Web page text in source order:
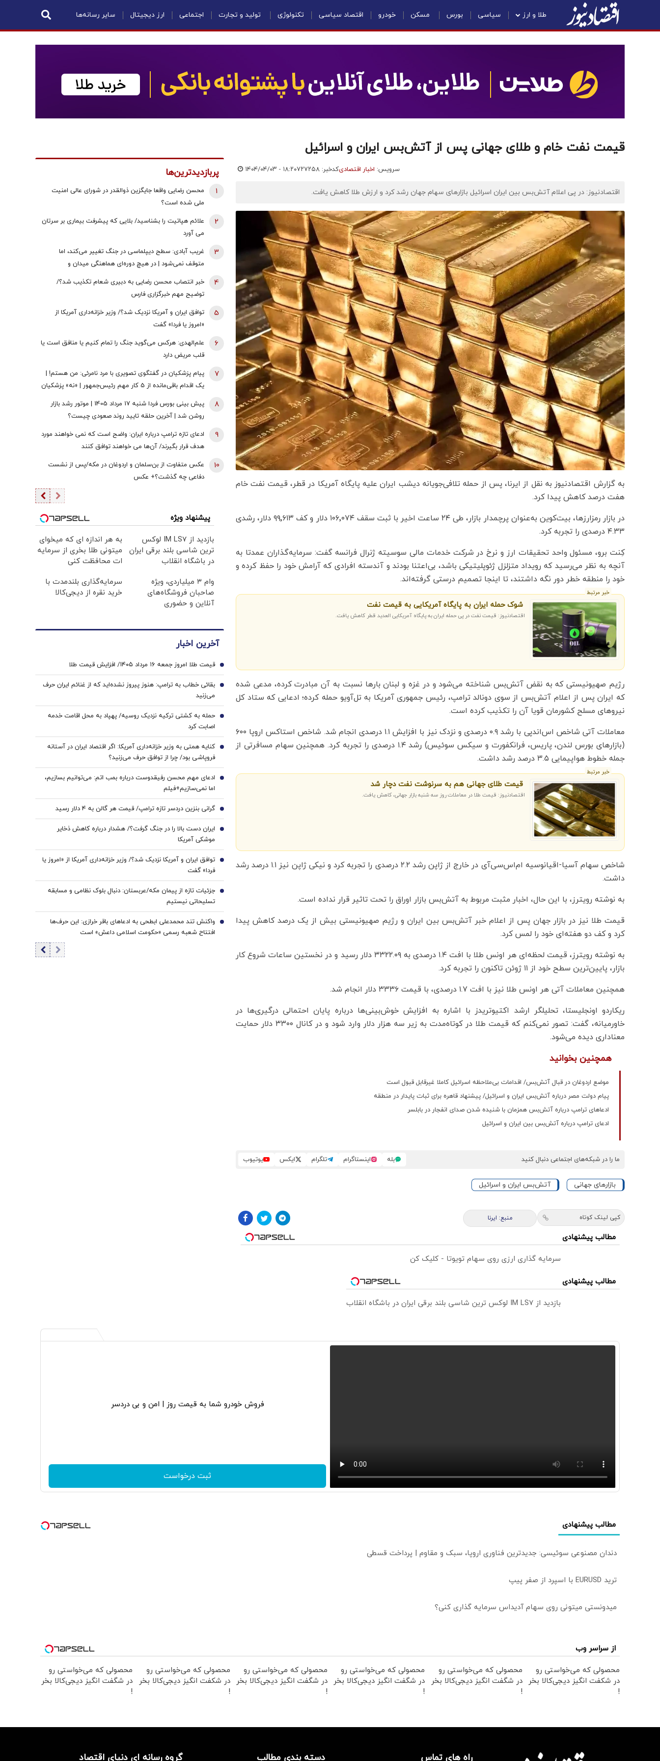
طلا و ارز سیاسی بورس مسکن خودرو اقتصاد سیاسی تکنولوژی تولید و تجارت اجتماعی ارز دیجیتال سایر رسانه‌ها
قیمت نفت خام و طلای جهانی پس از آتش‌‌بس ایران و اسرائیل
سرویس: اخبار اقتصادیکدخبر: ۷۲۷۲۵۸ ۱۴۰۴/۰۴/۰۳ - ۱۸:۲۰
اقتصادنیوز: در پی اعلام آتش‌بس بین ایران اسرائیل بازارهای سهام جهان رشد کرد و ارزش طلا کاهش یافت.
به گزارش اقتصادنیوز به نقل از ایرنا، پس از حمله تلافی‌جویانه دیشب ایران علیه پایگاه آمریکا در قطر، قیمت نفت خام
هفت درصد کاهش پیدا کرد.
در بازار رمزارزها، بیت‌کوین به‌عنوان پرچمدار بازار، طی ۲۴ ساعت اخیر با ثبت سقف ۱۰۶٬۰۷۴ دلار و کف ۹۹٬۶۱۳ دلار، رشدی
۴.۳۳ درصدی را تجربه کرد.
کِنت برو، مسئول واحد تحقیقات ارز و نرخ در شرکت خدمات مالی سوسیته ژنرال فرانسه گفت: سرمایه‌گذاران عمدتا به
آنچه به نظر می‌رسید که رویداد متزلزل ژئوپلیتیکی باشد، بی‌اعتنا بودند و آندسته افرادی که آرامش خود را حفظ کرده و
خود را منطقه خطر دور نگه داشتند، تا اینجا تصمیم درستی گرفته‌اند.
خبر مرتبط
شوک حمله ایران به پایگاه آمریکایی به قیمت نفت
اقتصادنیوز: قیمت نفت در پی حمله ایران به پایگاه آمریکایی العدید قطر کاهش یافت.
رژیم صهیونیستی که به نقض آتش‌بس شناخته می‌شود و در غزه و لبنان بارها نسبت به آن مبادرت کرده، مدعی شده
که ایران پس از اعلام آتش‌بس از سوی دونالد ترامپ، رئیس جمهوری آمریکا به تل‌آویو حمله کرده؛ ادعایی که ستاد کل
نیروهای مسلح کشورمان قویا آن را تکذیب کرده است.
معاملات آتی شاخص اس‌اندپی با رشد ۰.۹ درصدی و نزدک نیز با افزایش ۱.۱ درصدی انجام شد. شاخص استاکس اروپا ۶۰۰
(بازارهای بورس لندن، پاریس، فرانکفورت و سیکس سوئیس) رشد ۱.۴ درصدی را تجربه کرد. همچنین سهام مسافرتی از
جمله خطوط هواپیمایی ۳.۵ درصد رشد داشت.
خبر مرتبط
قیمت طلای جهانی هم به سرنوشت نفت دچار شد
اقتصادنیوز: قیمت طلا در معاملات روز سه شنبه بازار جهانی، کاهش یافت.
شاخص سهام آسیا-اقیانوسیه ام‌اس‌سی‌آی در خارج از ژاپن رشد ۲.۲ درصدی را تجربه کرد و نیکی ژاپن نیز ۱.۱ درصد رشد
داشت.
به نوشته رویترز، با این حال، اخبار مثبت مربوط به آتش‌بس بازار اوراق را تحت تاثیر قرار نداده است.
قیمت طلا نیز در بازار جهان پس از اعلام خبر آتش‌بس بین ایران و رژیم صهیونیستی بیش از یک درصد کاهش پیدا
کرد و کف دو هفته‌ای خود را لمس کرد.
به نوشته رویترز، قیمت لحظه‌ای هر اونس طلا با افت ۱.۴ درصدی به ۳۳۲۲.۰۹ دلار رسید و در نخستین ساعات شروع کار
بازار، پایین‌ترین سطح خود از ۱۱ ژوئن تاکنون را تجربه کرد.
همچنین معاملات آتی هر اونس طلا نیز با افت ۱.۷ درصدی، با قیمت ۳۳۳۶ دلار انجام شد.
ریکاردو اونجلیستا، تحلیلگر ارشد اکتیوتریدز با اشاره به افزایش خوش‌بینی‌ها درباره پایان احتمالی درگیری‌ها در
خاورمیانه، گفت: تصور نمی‌کنم که قیمت طلا در کوتاه‌مدت به زیر سه هزار دلار وارد شود و در کانال ۳۳۰۰ دلار حمایت
معناداری دیده می‌شود.
همچنین بخوانید
موضع‌ اردوغان در قبال آتش‌بس/ اقدامات بی‌ملاحظه اسرائیل کاملا غیرقابل قبول است
پیام دولت مصر درباره آتش‌بس ایران و اسرائیل/ پیشنهاد قاهره برای ثبات پایدار در منطقه
ادعاهای ترامپ درباره آتش‌بس همزمان با شنیده شدن صدای انفجار در بابلسر
ادعای ترامپ درباره آتش‌بس بین ایران و اسرائیل
ما را در شبکه‌های اجتماعی دنبال کنید بله اینستاگرام تلگرام ایکس یوتیوب
بازارهای جهانی آتش‌بس ایران و اسرائیل
کپی لینک کوتاه منبع: ایرنا
مطالب پیشنهادی
سرمایه گذاری ارزی روی سهام تویوتا - کلیک کن
مطالب پیشنهادی
بازدید از IM LS7 لوکس ترین شاسی بلند برقی ایران در باشگاه انقلاب
پربازدیدترین‌ها
محسن رضایی واقعا جایگزین ذوالقدر در شورای عالی امنیت
ملی شده است؟
1
علائم هپاتیت را بشناسید/ بلایی که پیشرفت بیماری بر سرتان
می آورد
2
غریب آبادی: سطح دیپلماسی در جنگ تغییر می‌کند، اما
متوقف نمی‌شود | در هیچ دوره‌ای هماهنگی میدان و
ادبیاتمان در زمان صلح باشد؟
3
خبر انتصاب محسن رضایی به دبیری شعام تکذیب شد؟/
توضیح مهم خبرگزاری فارس
4
توافق ایران و آمریکا نزدیک شد؟/ وزیر خزانه‌داری آمریکا از
«امروز یا فردا» گفت
5
علم‌الهدی: هرکس می‌گوید جنگ را تمام کنیم یا منافق است یا
قلب مریض دارد
6
پیام پزشکیان در گفتگوی تصویری با مرد نامرئی: من هستم! |
یک اقدام باقی‌مانده از 5 کار مهم رئیس‌جمهور | «نه» پزشکیان
7
پیش بینی بورس فردا شنبه 17 مرداد 1405 | موتور رشد بازار
روشن شد | آخرین حلقه تایید روند صعودی چیست؟
8
ادعای تازه ترامپ درباره ایران: واضح است که نمی خواهند مورد
هدف قرار بگیرند/ آن‌ها می خواهند توافق کنند
9
عکس متفاوت از بن‌سلمان و اردوغان در مکه/پس از نشست
دفاعی چه گذشت؟+ عکس
10
پیشنهاد ویژه
بازدید از IM LS7 لوکس
ترین شاسی بلند برقی ایران
در باشگاه انقلاب
به هر اندازه ای که میخوای
میتونی طلا بخری از سرمایه
ات محافظت کنی
وام ۳ میلیاردی، ویژه
صاحبان فروشگاه‌های
آنلاین و حضوری
سرمایه‌گذاری بلندمدت با
خرید نقره از دیجی‌کالا
آخرین اخبار
قیمت طلا امروز جمعه ۱۶ مرداد ۱۴۰۵/ افزایش قیمت طلا 1
بقائی خطاب به ترامپ: هنوز پیروز نشده‌اید که از غنائم ایران حرف
می‌زنید
2
حمله به کشتی ترکیه نزدیک روسیه/ پهپاد به محل اقامت خدمه
اصابت کرد
3
کنایه همتی به وزیر خزانه‌داری آمریکا: اگر اقتصاد ایران در آستانه
فروپاشی بود/ چرا از توافق حرف می‌زنید؟
4
ادعای مهم محسن رفیقدوست درباره بمب اتم: می‌توانیم بسازیم،
اما نمی‌سازیم+فیلم
5
گرانی بنزین دردسر تازه ترامپ/ قیمت هر گالن به ۴ دلار رسید 6
ایران دست بالا را در جنگ گرفت؟/ هشدار درباره کاهش ذخایر
موشکی آمریکا
7
توافق ایران و آمریکا نزدیک شد؟/ وزیر خزانه‌داری آمریکا از «امروز یا
فردا» گفت
8
جزئیات تازه از پیمان مکه/عربستان: دنبال بلوک نظامی و مسابقه
تسلیحاتی نیستیم
9
واکنش تند محمدعلی ابطحی به ادعاهای باقر خرازی: این حرف‌ها
افتتاح شعبه رسمی «حکومت اسلامی داعش» است
10
فروش خودرو شما به قیمت روز | امن و بی دردسر
ثبت درخواست
مطالب پیشنهادی
دندان مصنوعی سوئیسی: جدیدترین فناوری اروپا، سبک و مقاوم | پرداخت قسطی
ترید EURUSD با اسپرد از صفر پیپ
میدونستی میتونی روی سهام آدیداس سرمایه گذاری کنی؟
از سراسر وب
محصولی که می‌خواستی رو
در شکفت انگیز دیجی‌کالا بخر
!
محصولی که می‌خواستی رو
در شگفت انگیز دیجی‌کالا بخر
!
محصولی که می‌خواستی رو
در شگفت انگیز دیجی‌کالا بخر
!
محصولی که می‌خواستی رو
در شگفت انگیز دیجی‌کالا بخر
!
محصولی که می‌خواستی رو
در شکفت انگیز دیجی‌کالا بخر
!
محصولی که می‌خواستی رو
در شگفت انگیز دیجی‌کالا بخر
!
راه های تماس دسته بندی مطالب گروه رسانه ای دنیای اقتصاد